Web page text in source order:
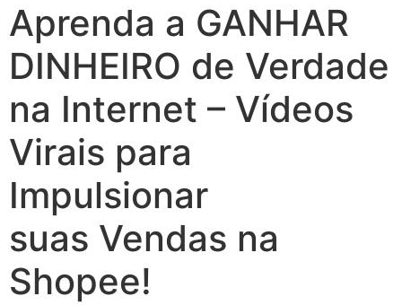
Aprenda a GANHAR
DINHEIRO de Verdade
na Internet – Vídeos
Virais para
Impulsionar
suas Vendas na
Shopee!